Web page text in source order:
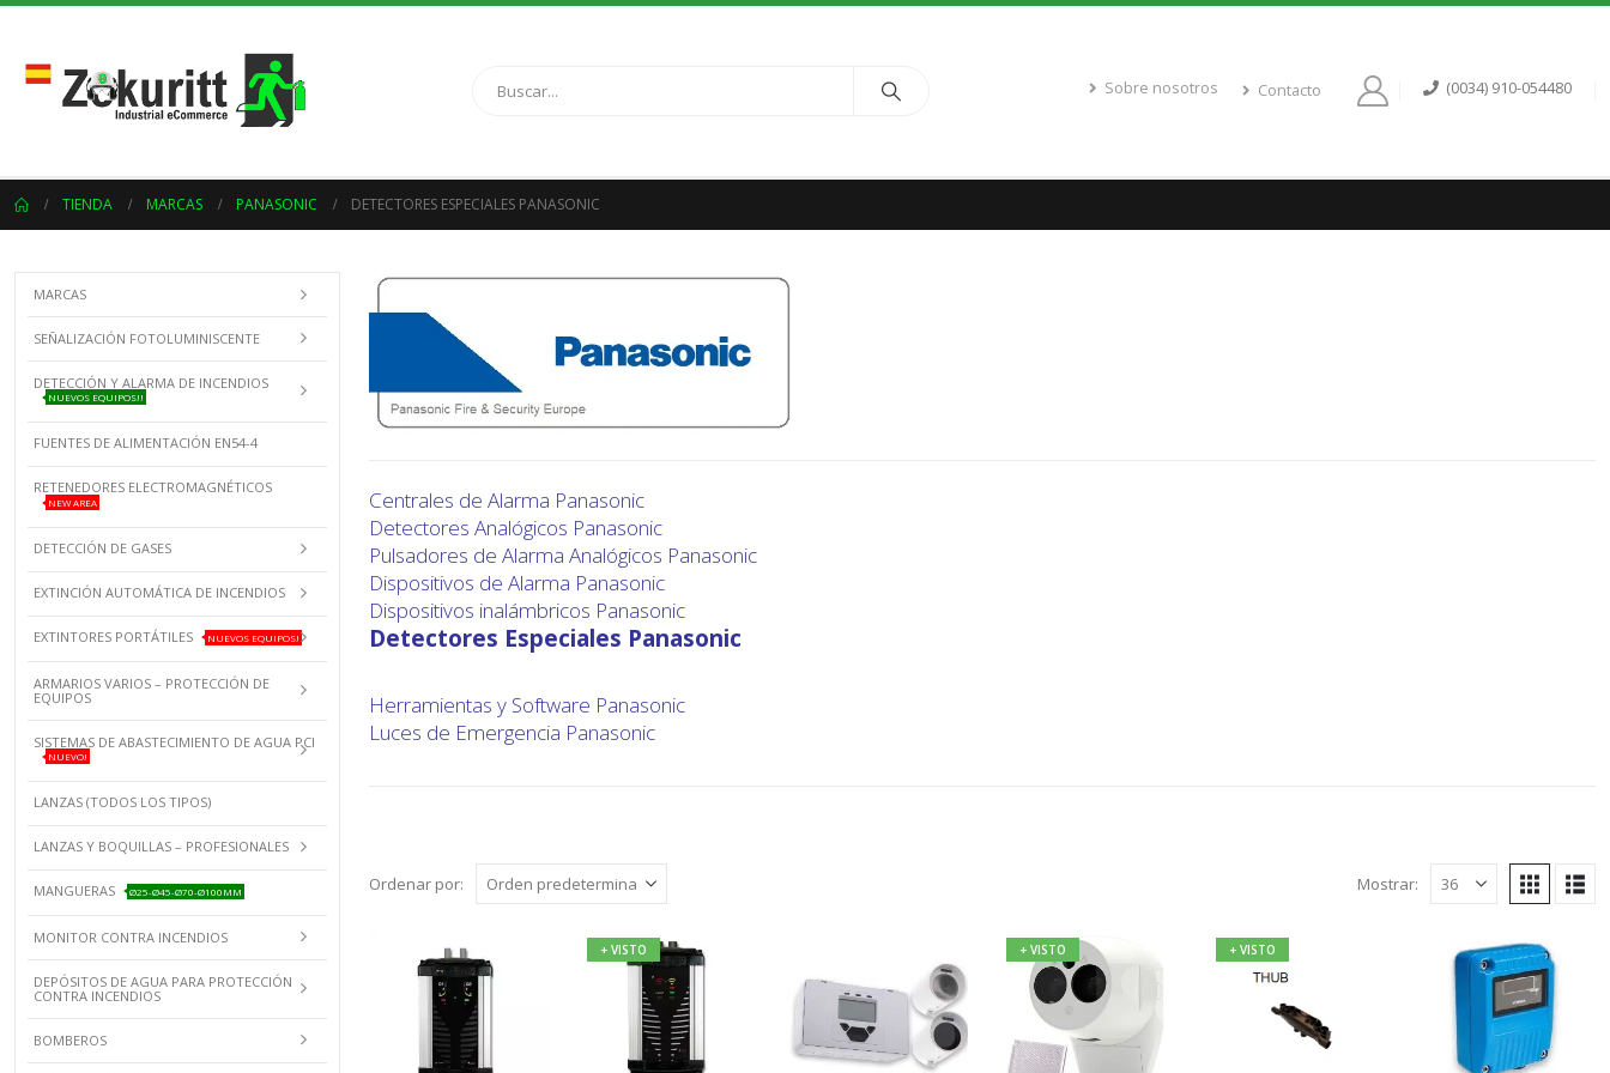
Sobre nosotros Contacto (0034) 910-054480
TIENDA MARCAS PANASONIC DETECTORES ESPECIALES PANASONIC
Centrales de Alarma Panasonic
Detectores Analógicos Panasonic
Pulsadores de Alarma Analógicos Panasonic
Dispositivos de Alarma Panasonic
Dispositivos inalámbricos Panasonic
Detectores Especiales Panasonic
Herramientas y Software Panasonic
Luces de Emergencia Panasonic
Ordenar por: Mostrar:
+ VISTO + VISTO + VISTO
MARCAS
SEÑALIZACIÓN FOTOLUMINISCENTE
DETECCIÓN Y ALARMA DE INCENDIOS
NUEVOS EQUIPOS!!
FUENTES DE ALIMENTACIÓN EN54-4
RETENEDORES ELECTROMAGNÉTICOS
NEW AREA
DETECCIÓN DE GASES
EXTINCIÓN AUTOMÁTICA DE INCENDIOS
EXTINTORES PORTÁTILES NUEVOS EQUIPOS!
ARMARIOS VARIOS – PROTECCIÓN DE
EQUIPOS
SISTEMAS DE ABASTECIMIENTO DE AGUA PCI
NUEVO!
LANZAS (TODOS LOS TIPOS)
LANZAS Y BOQUILLAS – PROFESIONALES
MANGUERAS Ø25-Ø45-Ø70-Ø100MM
MONITOR CONTRA INCENDIOS
DEPÓSITOS DE AGUA PARA PROTECCIÓN
CONTRA INCENDIOS
BOMBEROS